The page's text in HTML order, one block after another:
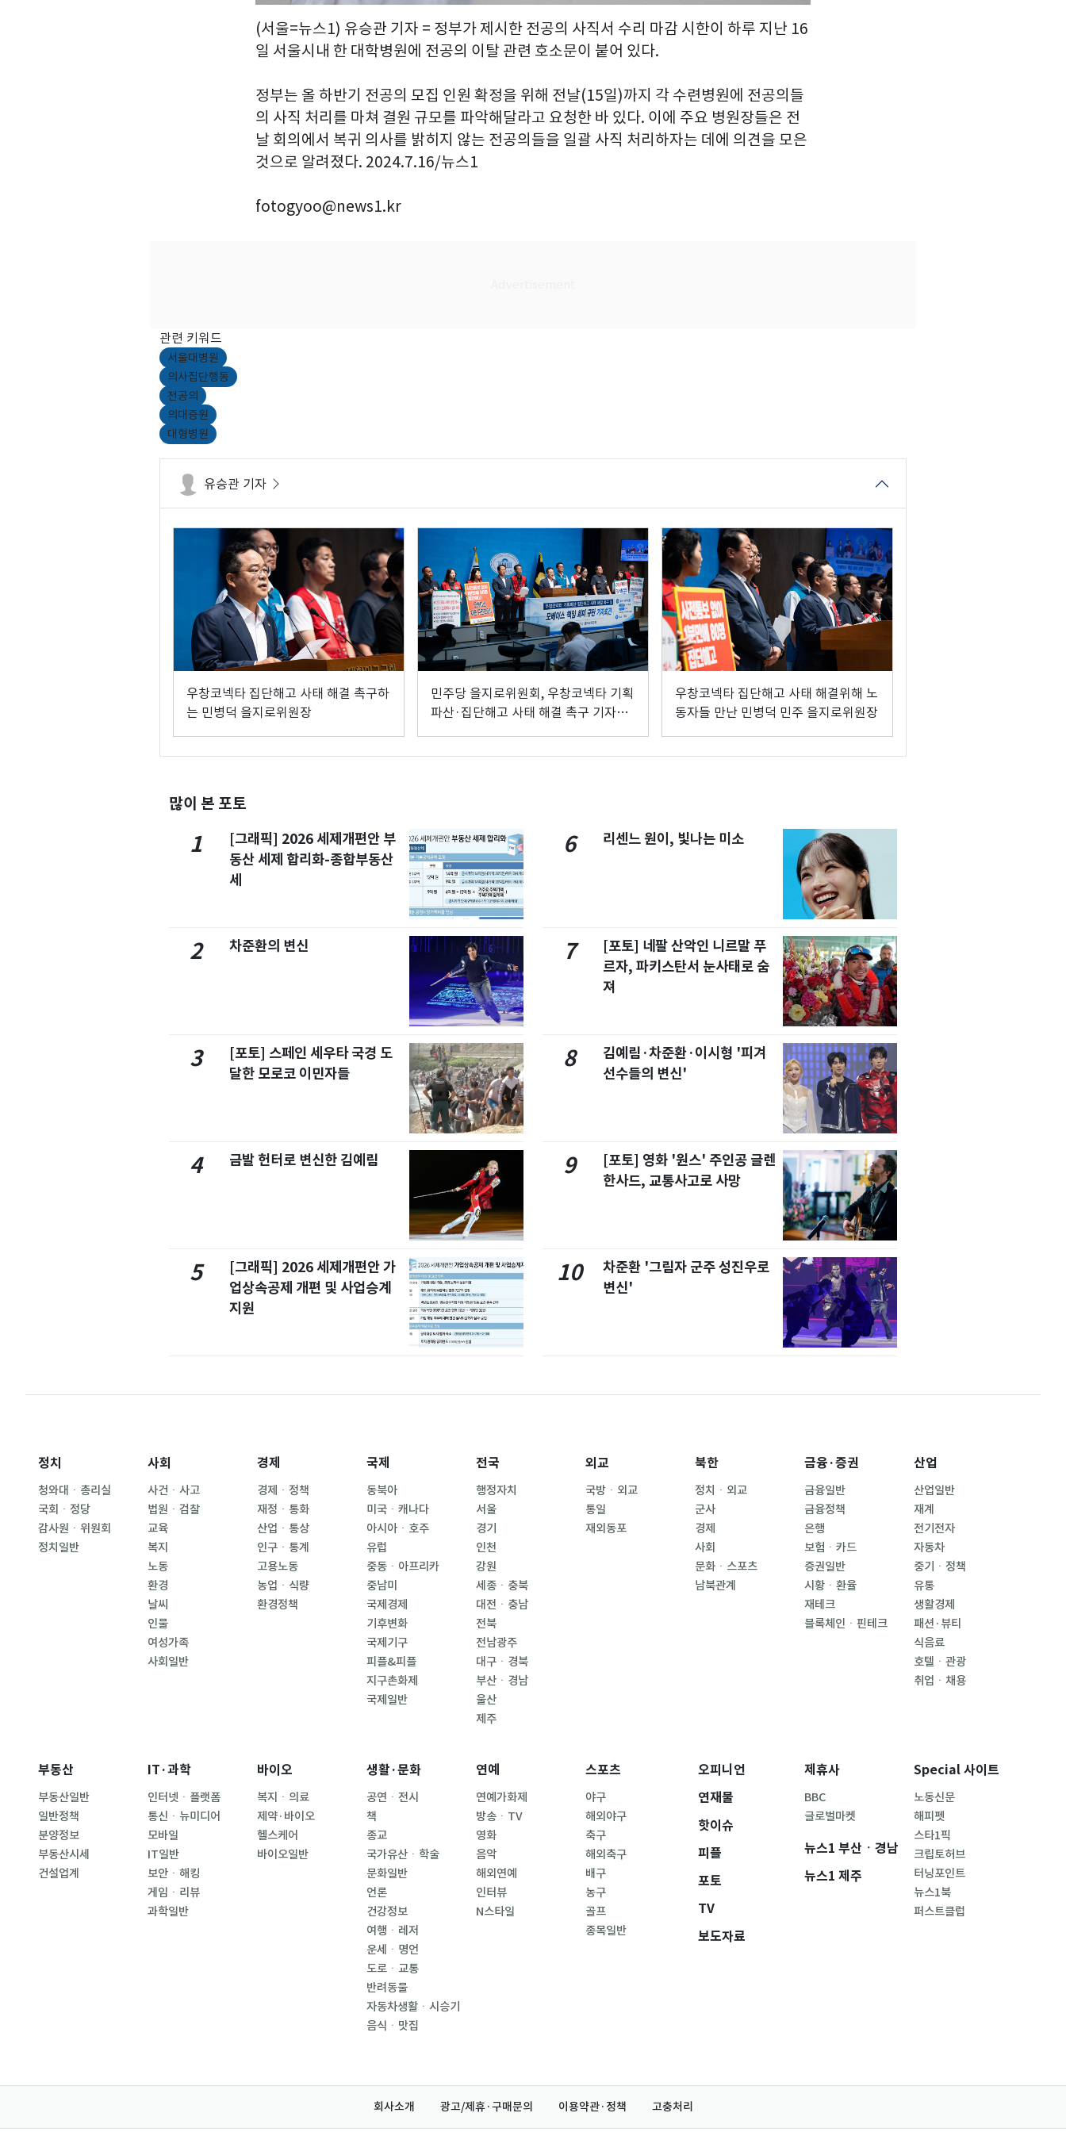
(서울=뉴스1) 유승관 기자 = 정부가 제시한 전공의 사직서 수리 마감 시한이 하루 지난 16
일 서울시내 한 대학병원에 전공의 이탈 관련 호소문이 붙어 있다.
정부는 올 하반기 전공의 모집 인원 확정을 위해 전날(15일)까지 각 수련병원에 전공의들
의 사직 처리를 마쳐 결원 규모를 파악해달라고 요청한 바 있다. 이에 주요 병원장들은 전
날 회의에서 복귀 의사를 밝히지 않는 전공의들을 일괄 사직 처리하자는 데에 의견을 모은
것으로 알려졌다. 2024.7.16/뉴스1
fotogyoo@news1.kr
관련 키워드
서울대병원
의사집단행동
전공의
의대증원
대형병원
유승관 기자
우창코넥타 집단해고 사태 해결 촉구하
는 민병덕 을지로위원장
민주당 을지로위원회, 우창코넥타 기획
파산·집단해고 사태 해결 촉구 기자회
우창코넥타 집단해고 사태 해결위해 노
동자들 만난 민병덕 민주 을지로위원장
많이 본 포토
1
[그래픽] 2026 세제개편안 부
동산 세제 합리화-종합부동산
세
2 차준환의 변신
3
[포토] 스페인 세우타 국경 도
달한 모로코 이민자들
4 금발 헌터로 변신한 김예림
5
[그래픽] 2026 세제개편안 가
업상속공제 개편 및 사업승계
지원
6 리센느 원이, 빛나는 미소
7
[포토] 네팔 산악인 니르말 푸
르자, 파키스탄서 눈사태로 숨
져
8
김예림·차준환·이시형 '피겨
선수들의 변신'
9
[포토] 영화 '원스' 주인공 글렌
한사드, 교통사고로 사망
10
차준환 '그림자 군주 성진우로
변신'
정치
청와대ㆍ총리실
국회ㆍ정당
감사원ㆍ위원회
정치일반
사회
사건ㆍ사고
법원ㆍ검찰
교육
복지
노동
환경
날씨
인물
여성가족
사회일반
경제
경제ㆍ정책
재정ㆍ통화
산업ㆍ통상
인구ㆍ통계
고용노동
농업ㆍ식량
환경정책
국제
동북아
미국ㆍ캐나다
아시아ㆍ호주
유럽
중동ㆍ아프리카
중남미
국제경제
기후변화
국제기구
피플&피플
지구촌화제
국제일반
전국
행정자치
서울
경기
인천
강원
세종ㆍ충북
대전ㆍ충남
전북
전남광주
대구ㆍ경북
부산ㆍ경남
울산
제주
외교
국방ㆍ외교
통일
재외동포
북한
정치ㆍ외교
군사
경제
사회
문화ㆍ스포츠
남북관계
금융·증권
금융일반
금융정책
은행
보험ㆍ카드
증권일반
시황ㆍ환율
재테크
블록체인ㆍ핀테크
산업
산업일반
재계
전기전자
자동차
중기ㆍ정책
유통
생활경제
패션·뷰티
식음료
호텔ㆍ관광
취업ㆍ채용
부동산
부동산일반
일반정책
분양정보
부동산시세
건설업계
IT·과학
인터넷ㆍ플랫폼
통신ㆍ뉴미디어
모바일
IT일반
보안ㆍ해킹
게임ㆍ리뷰
과학일반
바이오
복지ㆍ의료
제약·바이오
헬스케어
바이오일반
생활·문화
공연ㆍ전시
책
종교
국가유산ㆍ학술
문화일반
언론
건강정보
여행ㆍ레저
운세ㆍ명언
도로ㆍ교통
반려동물
자동차생활ㆍ시승기
음식ㆍ맛집
연예
연예가화제
방송ㆍTV
영화
음악
해외연예
인터뷰
N스타일
스포츠
야구
해외야구
축구
해외축구
배구
농구
골프
종목일반
오피니언
연재물
핫이슈
피플
포토
TV
보도자료
제휴사
BBC
글로벌마켓
뉴스1 부산ㆍ경남
뉴스1 제주
Special 사이트
노동신문
해피펫
스타1픽
크립토허브
터닝포인트
뉴스1북
퍼스트클럽
회사소개 광고/제휴·구매문의 이용약관·정책 고충처리